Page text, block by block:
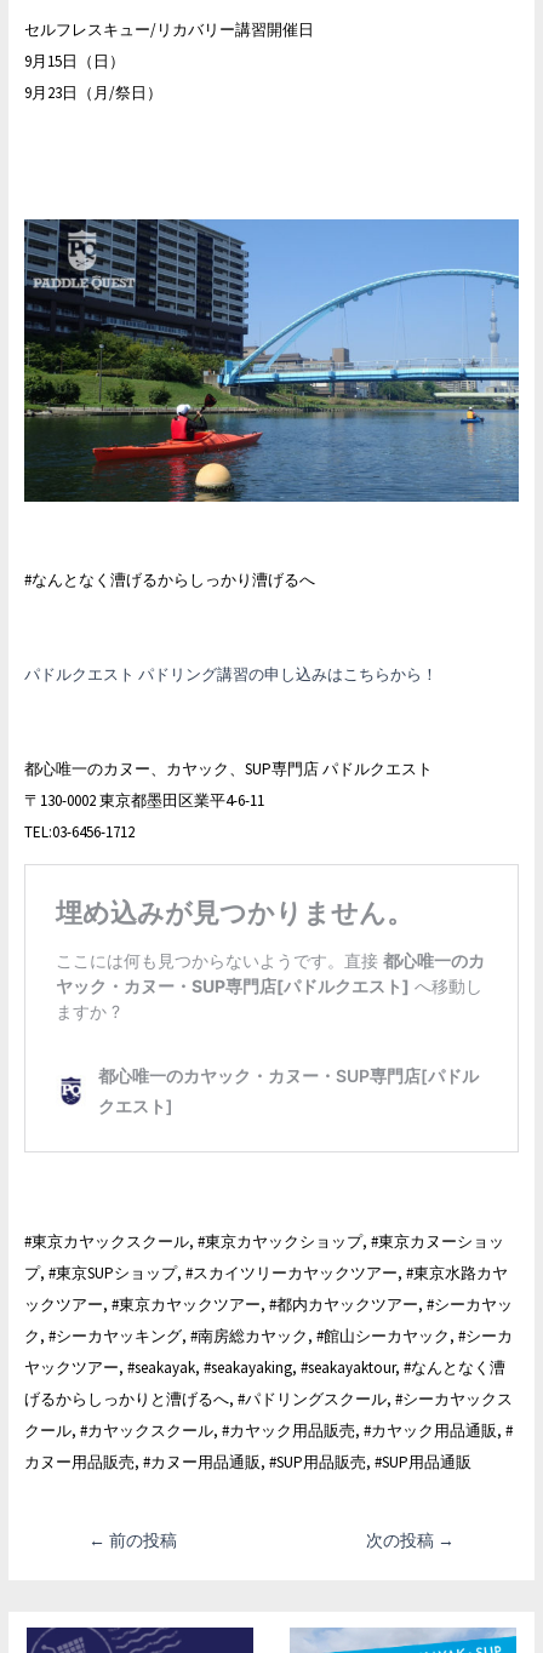
セルフレスキュー/リカバリー講習開催日
9月15日（日）
9月23日（月/祭日）
#なんとなく漕げるからしっかり漕げるへ
パドルクエスト パドリング講習の申し込みはこちらから！
都心唯一のカヌー、カヤック、SUP専門店 パドルクエスト
〒130-0002 東京都墨田区業平4-6-11
TEL:03-6456-1712
#東京カヤックスクール, #東京カヤックショップ, #東京カヌーショッ
プ, #東京SUPショップ, #スカイツリーカヤックツアー, #東京水路カヤ
ックツアー, #東京カヤックツアー, #都内カヤックツアー, #シーカヤッ
ク, #シーカヤッキング, #南房総カヤック, #館山シーカヤック, #シーカ
ヤックツアー, #seakayak, #seakayaking, #seakayaktour, #なんとなく漕
げるからしっかりと漕げるへ, #パドリングスクール, #シーカヤックス
クール, #カヤックスクール, #カヤック用品販売, #カヤック用品通販, #
カヌー用品販売, #カヌー用品通販, #SUP用品販売, #SUP用品通販
ビ
← 前の投稿 次の投稿 →